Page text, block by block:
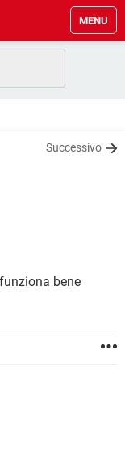
MENU
Successivo
bene